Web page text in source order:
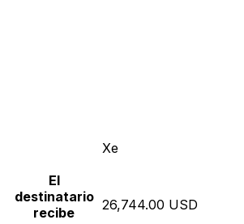
Xe
El
destinatario
recibe
26,744.00 USD